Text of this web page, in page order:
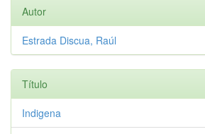
Autor
Estrada Discua, Raúl
Título
Indigena